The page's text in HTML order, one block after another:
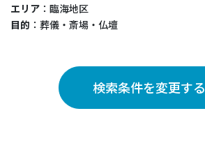
エリア ：臨海地区
目的 ：葬儀・斎場・仏壇
検索条件を変更する